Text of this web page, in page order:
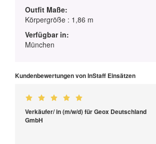
Outfit Maße:
Körpergröße : 1,86 m
Verfügbar in:
München
Kundenbewertungen von InStaff Einsätzen
Verkäufer/ in (m/w/d) für Geox Deutschland
GmbH